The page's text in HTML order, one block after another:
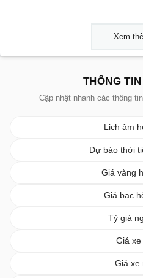
Xem
THÔNG
Cập nhật nhanh các thông
Lịch âm
Dự báo thời
Giá vàng
Giá bạc
Tỷ giá
Giá xe
Giá xe